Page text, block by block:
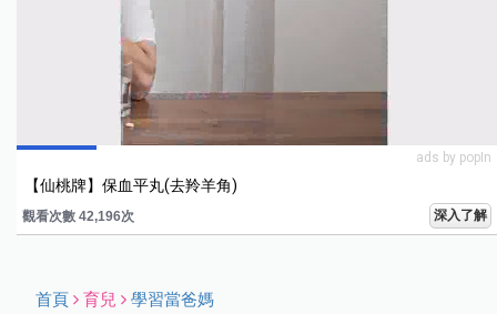
ads by popIn
【仙桃牌】保血平丸(去羚羊角)
觀看次數 42,196次 深入了解
首頁 育兒 學習當爸媽